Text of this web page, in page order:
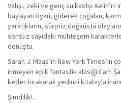
Vahşi, zeki ve genç suikastçı
başlayan öykü, giderek çoğalan,
yaratıkların, sürpriz doğaüstü
sonsuz sayıdaki muhteşem
dönüştü.
Sarah J. Maas’ın New York Times’ın
inmeyen epik fantastik klasiği Cam
keder bırakarak yedinci kitabıyla
Şimdilik!..